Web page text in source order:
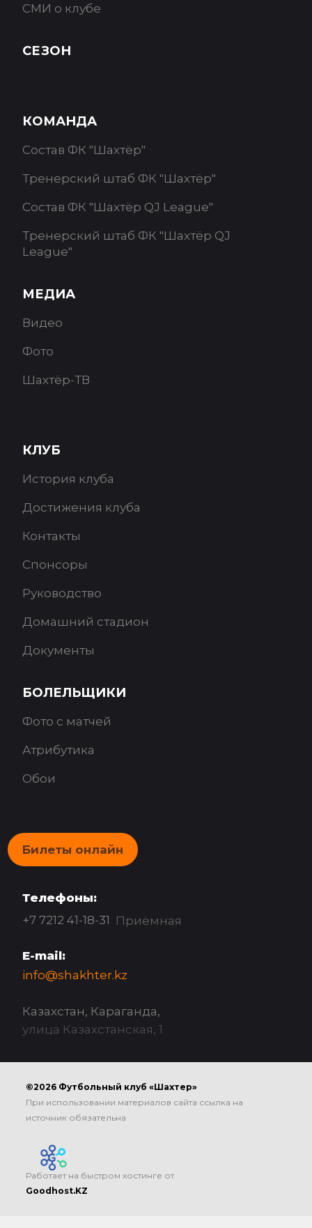
СМИ о клубе
СЕЗОН
КОМАНДА
Состав ФК "Шахтёр"
Тренерский штаб ФК "Шахтёр"
Состав ФК "Шахтёр QJ League"
Тренерский штаб ФК "Шахтёр QJ
League"
МЕДИА
Видео
Фото
Шахтёр-ТВ
КЛУБ
История клуба
Достижения клуба
Контакты
Спонсоры
Руководство
Домашний стадион
Документы
БОЛЕЛЬЩИКИ
Фото с матчей
Атрибутика
Обои
Билеты онлайн
Телефоны:
+7 7212 41-18-31 Приёмная
E-mail:
info@shakhter.kz
Казахстан, Караганда,
улица Казахстанская, 1
©2026 Футбольный клуб «Шахтер»
При использовании материалов сайта ссылка на
источник обязательна
Работает на быстром хостинге от
Goodhost.KZ